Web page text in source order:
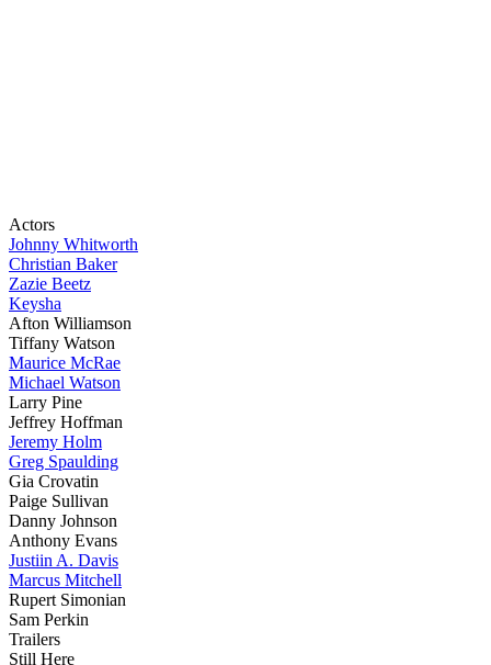
Actors
Johnny Whitworth
Christian Baker
Zazie Beetz
Keysha
Afton Williamson
Tiffany Watson
Maurice McRae
Michael Watson
Larry Pine
Jeffrey Hoffman
Jeremy Holm
Greg Spaulding
Gia Crovatin
Paige Sullivan
Danny Johnson
Anthony Evans
Justiin A. Davis
Marcus Mitchell
Rupert Simonian
Sam Perkin
Trailers
Still Here